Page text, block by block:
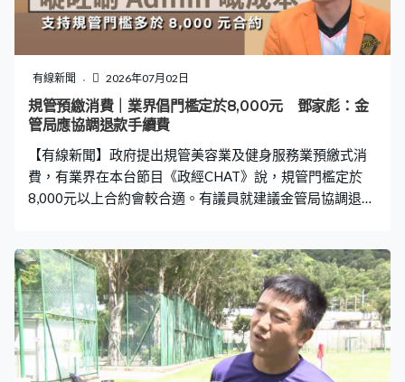
緊隨其後靠岸，行政長官李家超、中聯辦主任周霽及由各
界人士組成的歡迎隊伍迎接艦上的軍官。 李家超說一年內
接連有艦隊來港，充分體現國家對香港的高度關心及支
持，在展示科技實力、展現責任擔當等有重大意義。「國
防科技的急速突破，讓我們親眼見證國防科技自主創新的
實力，深切感受國家安全堅如磐石，更讓我們深刻認識國
來港是去年國慶期間的戚繼光艦及沂蒙山艦，而
有線新聞 2026年07月02日
規管預繳消費｜業界倡門檻定於8,000元 鄧家彪：金
管局應協調退款手續費
【有線新聞】政府提出規管美容業及健身服務業預繳式消
費，有業界在本台節目《政經CHAT》說，規管門檻定於
8,000元以上合約會較合適。有議員就建議金管局協調退款
效期最長兩年等建議，不過提出合約要達一定金額，有業
界認同合約金額門檻定在8,000元會較合適。 香港健身
Guide主席邱益忠：「曾經有行家對我說，自發推出冷靜期
後，當月有20多個客人簽約後突然取消合約，同事要處理
退費手續都浪費行政成本及時間，這是有些困擾，所以希
望政府金額門檻高些少。」香港美容業總會創會會長葉世